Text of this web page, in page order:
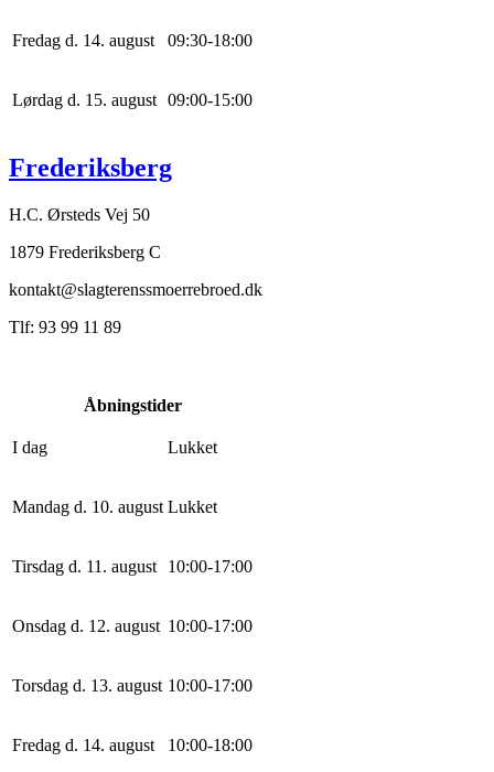
Fredag d. 14. august 09:30-18:00
Lørdag d. 15. august 09:00-15:00
Frederiksberg
H.C. Ørsteds Vej 50
1879 Frederiksberg C
kontakt@slagterenssmoerrebroed.dk
Tlf: 93 99 11 89
Åbningstider
I dag Lukket
Mandag d. 10. august Lukket
Tirsdag d. 11. august 10:00-17:00
Onsdag d. 12. august 10:00-17:00
Torsdag d. 13. august 10:00-17:00
Fredag d. 14. august 10:00-18:00